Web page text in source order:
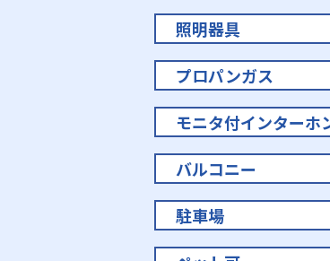
照明器具
プロパンガス
モニタ付インターホ
バルコニー
駐車場